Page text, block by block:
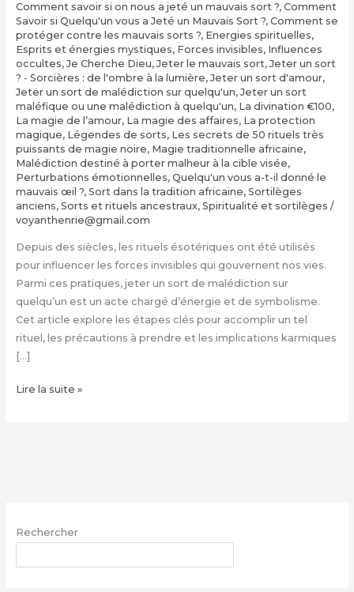
Comment savoir si on nous a jeté un mauvais sort ?, Comment
Savoir si Quelqu'un vous a Jeté un Mauvais Sort ?, Comment se
protéger contre les mauvais sorts ?, Energies spirituelles,
Esprits et énergies mystiques, Forces invisibles, Influences
occultes, Je Cherche Dieu, Jeter le mauvais sort, Jeter un sort
? - Sorcières : de l'ombre à la lumière, Jeter un sort d'amour,
Jeter un sort de malédiction sur quelqu'un, Jeter un sort
maléfique ou une malédiction à quelqu'un, La divination €100,
‎La magie de l’amour, ‎La magie des affaires, ‎La protection
magique, Légendes de sorts, Les secrets de 50 rituels très
puissants de magie noire, Magie traditionnelle africaine,
Malédiction destiné à porter malheur à la cible visée,
Perturbations émotionnelles, Quelqu'un vous a-t-il donné le
mauvais œil ?, Sort dans la tradition africaine, Sortilèges
anciens, Sorts et rituels ancestraux, Spiritualité et sortilèges /
voyanthenrie@gmail.com
Depuis des siècles, les rituels ésotériques ont été utilisés
pour influencer les forces invisibles qui gouvernent nos vies.
Parmi ces pratiques, jeter un sort de malédiction sur
quelqu’un est un acte chargé d’énergie et de symbolisme.
Cet article explore les étapes clés pour accomplir un tel
rituel, les précautions à prendre et les implications karmiques
[…]
Jeter
Comment
ce
Lire la suite »
Rechercher